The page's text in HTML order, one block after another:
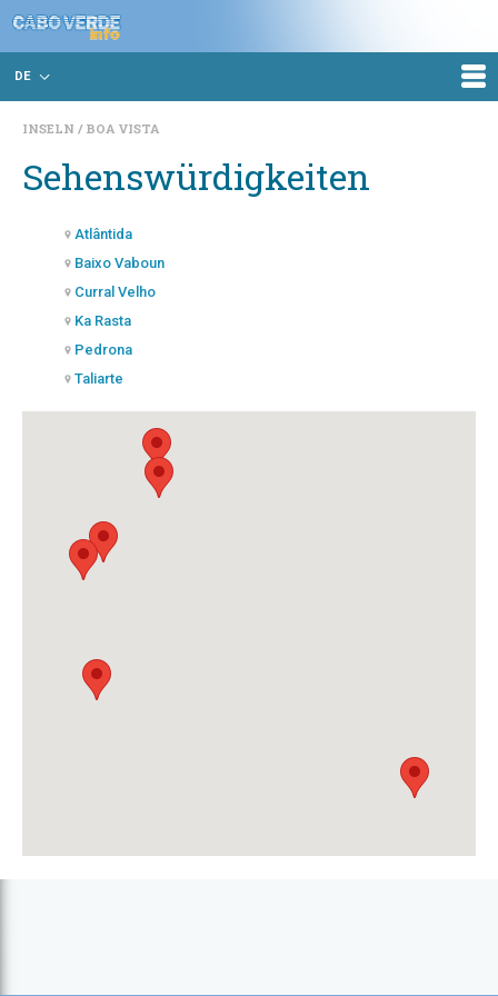
DE
INSELN BOA VISTA
Sehenswürdigkeiten
Atlântida
Baixo Vaboun
Curral Velho
Ka Rasta
Pedrona
Taliarte